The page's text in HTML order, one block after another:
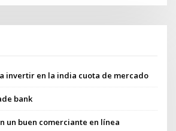
invertir en la india cuota de mercado
bank
un buen comerciante en línea